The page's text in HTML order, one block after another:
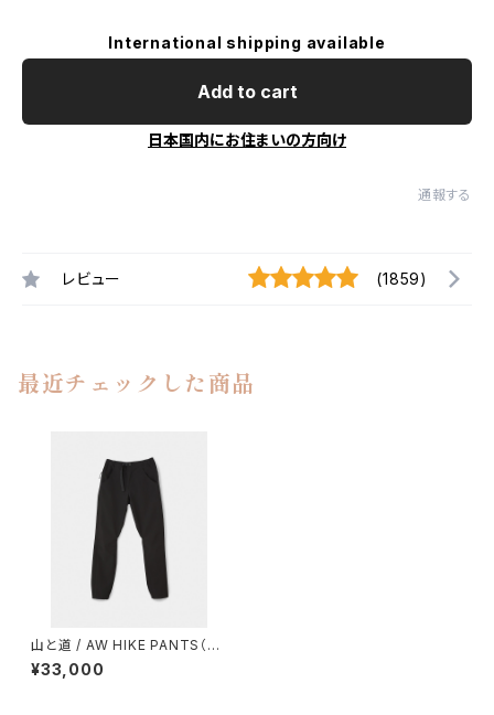
International shipping available
Add to cart
日本国内にお住まいの方向け
通報する
レビュー (1859)
最近チェックした商品
山と道 / AW HIKE PANTS（U
NISEX）
¥33,000